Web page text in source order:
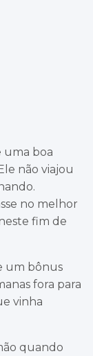
uma boa
não viajou
no melhor
fim de
um bônus
fora para
vinha
quando